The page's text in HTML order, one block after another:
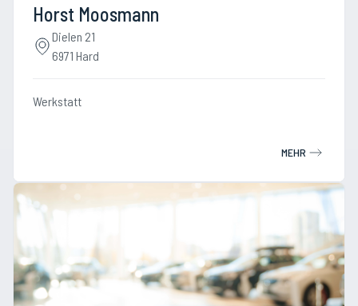
Horst Moosmann
Dielen 21
6971 Hard
Werkstatt
MEHR